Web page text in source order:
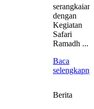
serangkaian
dengan
Kegiatan
Safari
Ramadh ...
Baca
Berita